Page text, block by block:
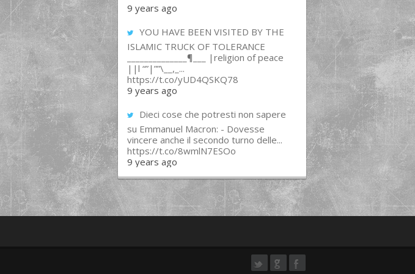
9 years ago
YOU HAVE BEEN VISITED BY THE
ISLAMIC TRUCK OF TOLERANCE
______________¶___ |religion of peace
||l “”|””\__,_...
https://t.co/yUD4QSKQ78
9 years ago
Dieci cose che potresti non sapere
su Emmanuel Macron: - Dovesse
vincere anche il secondo turno delle...
https://t.co/8wmlN7ESOo
9 years ago